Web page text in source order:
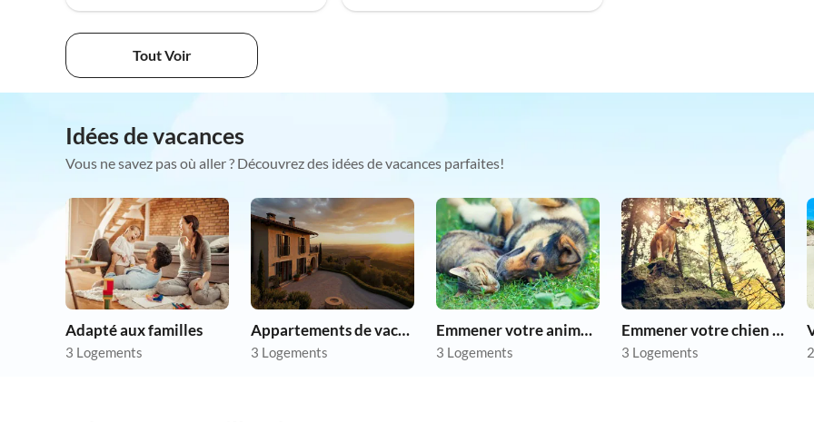
Tout Voir
Idées de vacances
Vous ne savez pas où aller ? Découvrez des idées de vacances parfaites!
Adapté aux familles
3 Logements
Appartements de vacances pas chers
3 Logements
Emmener votre animal en vacances
3 Logements
Emmener votre chien en vacances
3 Logements